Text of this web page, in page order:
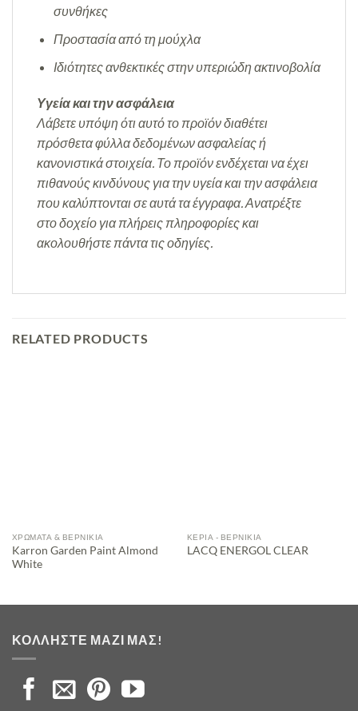
συνθήκες
Προστασία από τη μούχλα
Ιδιότητες ανθεκτικές στην υπεριώδη ακτινοβολία
Υγεία και την ασφάλεια
Λάβετε υπόψη ότι αυτό το προϊόν διαθέτει
πρόσθετα φύλλα δεδομένων ασφαλείας ή
κανονιστικά στοιχεία. Το προϊόν ενδέχεται να έχει
πιθανούς κινδύνους για την υγεία και την ασφάλεια
που καλύπτονται σε αυτά τα έγγραφα. Ανατρέξτε
στο δοχείο για πλήρεις πληροφορίες και
ακολουθήστε πάντα τις οδηγίες.
RELATED PRODUCTS
ΧΡΏΜΑΤΑ & ΒΕΡΝΊΚΙΑ
Karron Garden Paint Almond
White
ΚΕΡΙΆ - ΒΕΡΝΊΚΙΑ
LACQ ENERGOL CLEAR
ΚΟΛΛΉΣΤΕ ΜΑΖΊ ΜΑΣ!